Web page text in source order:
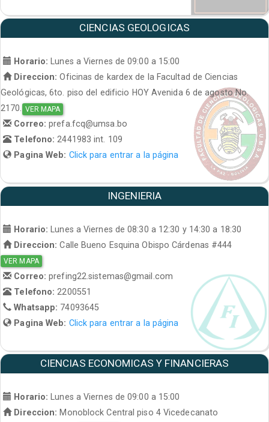
CIENCIAS GEOLOGICAS
Horario: Lunes a Viernes de 09:00 a 15:00
Direccion: Oficinas de kardex de la Facultad de Ciencias
Geológicas, 6to. piso del edificio HOY Avenida 6 de agosto No.
2170. VER MAPA
Correo:prefa.fcq@umsa.bo
Telefono:2441983 int. 109
Pagina Web: Click para entrar a la página
INGENIERIA
Horario:
Lunes a Viernes de 08:30 a 12:30 y 14:30 a 18:30
Direccion: Calle Bueno Esquina Obispo Cárdenas #444
VER MAPA
Correo:prefing22.sistemas@gmail.com
Telefono: 2200551
Whatsapp: 74093645
Pagina Web: Click para entrar a la página
CIENCIAS ECONOMICAS Y FINANCIERAS
Horario: Lunes a Viernes de 09:00 a 15:00
Direccion: Monoblock Central piso 4 Vicedecanato